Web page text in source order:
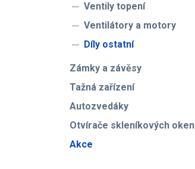
Ventily topení
Ventilátory a motory
Díly ostatní
Zámky a závěsy
Tažná zařízení
Autozvedáky
Otvírače skleníkových oken
Akce